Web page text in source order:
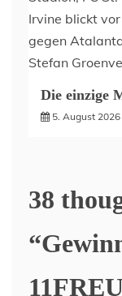
Die einzige
5. August 2026
38
“